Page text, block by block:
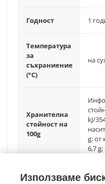
Годност 1
Температура
за
съхраниение
(°C)
на
Хранителна
стойност на
100g
kJ/
g; от
6,7
Използваме